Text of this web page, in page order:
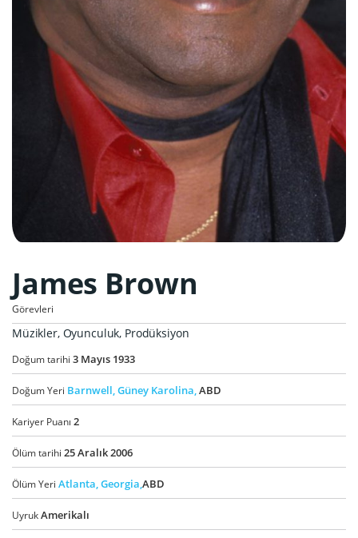
James Brown
Görevleri
Müzikler, Oyunculuk, Prodüksiyon
Doğum tarihi 3 Mayıs 1933
Doğum Yeri Barnwell,Güney Karolina,ABD
Kariyer Puanı 2
Ölüm tarihi 25Aralık2006
Ölüm Yeri Atlanta,Georgia,ABD
UyrukAmerikalı